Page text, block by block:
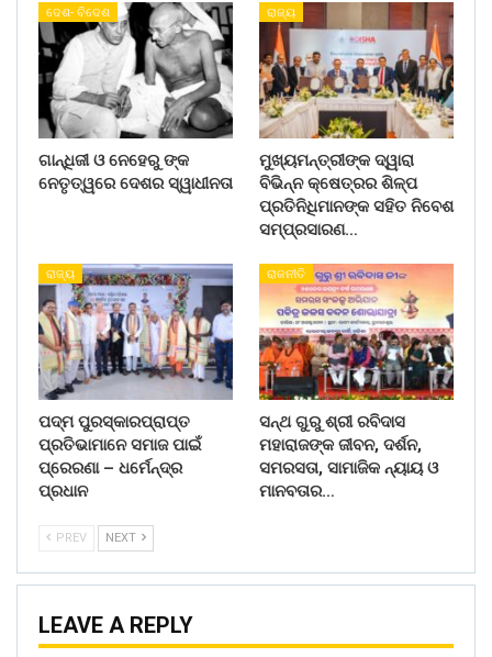
ଦେଶ- ବିଦେଶ
ଗାନ୍ଧିଜୀ ଓ ନେହେରୁ ଙ୍କ
ନେତୃତ୍ୱରେ ଦେଶର ସ୍ୱାଧୀନତା
ରାଜ୍ୟ
ମୁଖ୍ୟମନ୍ତ୍ରୀଙ୍କ ଦ୍ୱାରା
ବିଭିନ୍ନ କ୍ଷେତ୍ରର ଶିଳ୍ପ
ପ୍ରତିନିଧିମାନଙ୍କ ସହିତ ନିବେଶ
ସମ୍ପ୍ରସାରଣ…
ରାଜ୍ୟ
ପଦ୍ମ ପୁରସ୍କାରପ୍ରାପ୍ତ
ପ୍ରତିଭାମାନେ ସମାଜ ପାଇଁ
ପ୍ରେରଣା – ଧର୍ମେନ୍ଦ୍ର
ପ୍ରଧାନ
ରାଜନୀତି
ସନ୍ଥ ଗୁରୁ ଶ୍ରୀ ରବିଦାସ
ମହାରାଜଙ୍କ ଜୀବନ, ଦର୍ଶନ,
ସମରସତା, ସାମାଜିକ ନ୍ୟାୟ ଓ
ମାନବତାର…
PREV NEXT
LEAVE A REPLY